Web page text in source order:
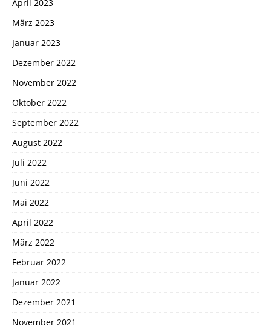
April 2023
März 2023
Januar 2023
Dezember 2022
November 2022
Oktober 2022
September 2022
August 2022
Juli 2022
Juni 2022
Mai 2022
April 2022
März 2022
Februar 2022
Januar 2022
Dezember 2021
November 2021